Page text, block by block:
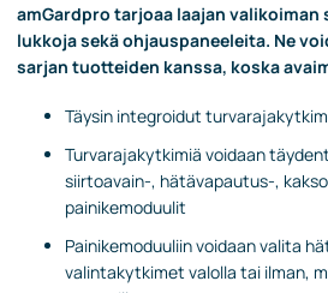
amGardpro tarjoaa laajan valikoiman
lukkoja sekä ohjauspaneeleita. Ne
sarjan tuotteiden kanssa, koska
Täysin integroidut
Turvarajakytkimiä voidaan
siirtoavain-, hätävapautus-,
painikemoduulit
Painikemoduuliin voidaan valita
valintakytkimet valolla tai ilman,